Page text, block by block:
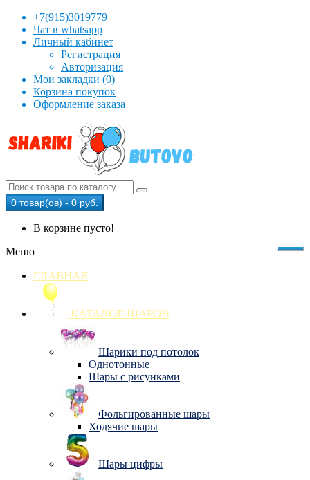
+7(915)3019779
Чат в whatsapp
Личный кабинет
Регистрация
Авторизация
Мои закладки (0)
Корзина покупок
Оформление заказа
0 товар(ов) - 0 руб.
В корзине пусто!
Меню
ГЛАВНАЯ
КАТАЛОГ ШАРОВ
Шарики под потолок
Однотонные
Шары с рисунками
Фольгированные шары
Ходячие шары
Шары цифры